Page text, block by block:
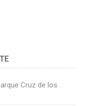
Cruz de los